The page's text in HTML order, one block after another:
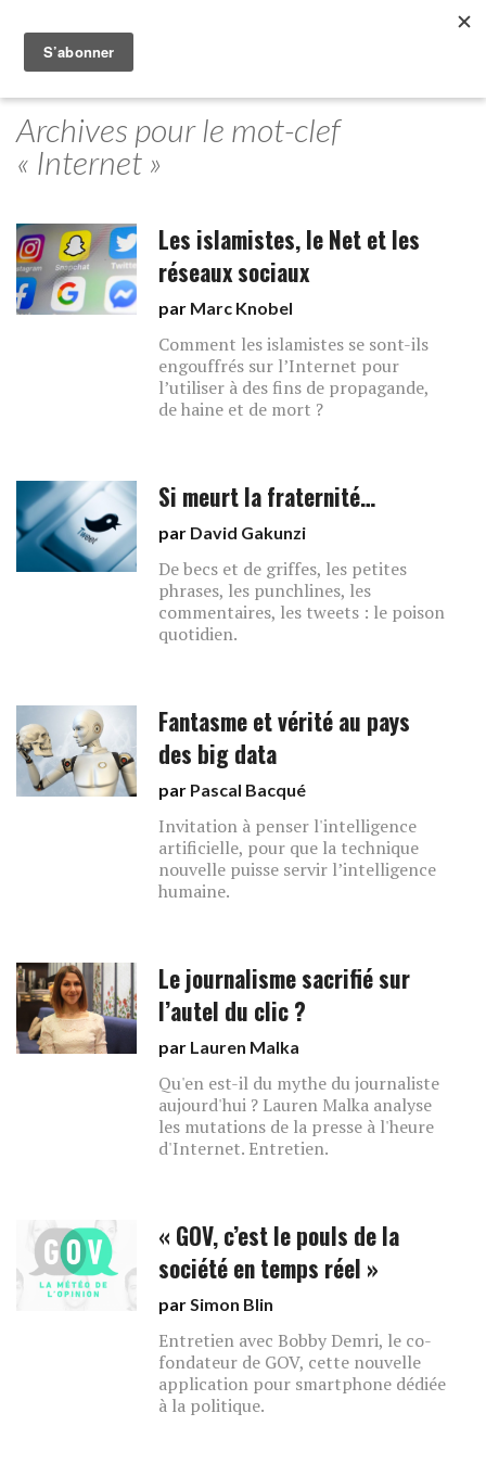
Archives pour le mot-clef
« Internet »
Les islamistes, le Net et les
réseaux sociaux
par Marc Knobel
Comment les islamistes se sont-ils
engouffrés sur l’Internet pour
l’utiliser à des fins de propagande,
de haine et de mort ?
Si meurt la fraternité…
par David Gakunzi
De becs et de griffes, les petites
phrases, les punchlines, les
commentaires, les tweets : le poison
quotidien.
Fantasme et vérité au pays
des big data
par Pascal Bacqué
Invitation à penser l'intelligence
artificielle, pour que la technique
nouvelle puisse servir l’intelligence
humaine.
Le journalisme sacrifié sur
l’autel du clic ?
par Lauren Malka
Qu'en est-il du mythe du journaliste
aujourd'hui ? Lauren Malka analyse
les mutations de la presse à l'heure
d'Internet. Entretien.
« GOV, c’est le pouls de la
société en temps réel »
parSimon Blin
Entretien avec Bobby Demri, le co-
fondateur de GOV, cette nouvelle
application pour smartphone dédiée
à la politique.